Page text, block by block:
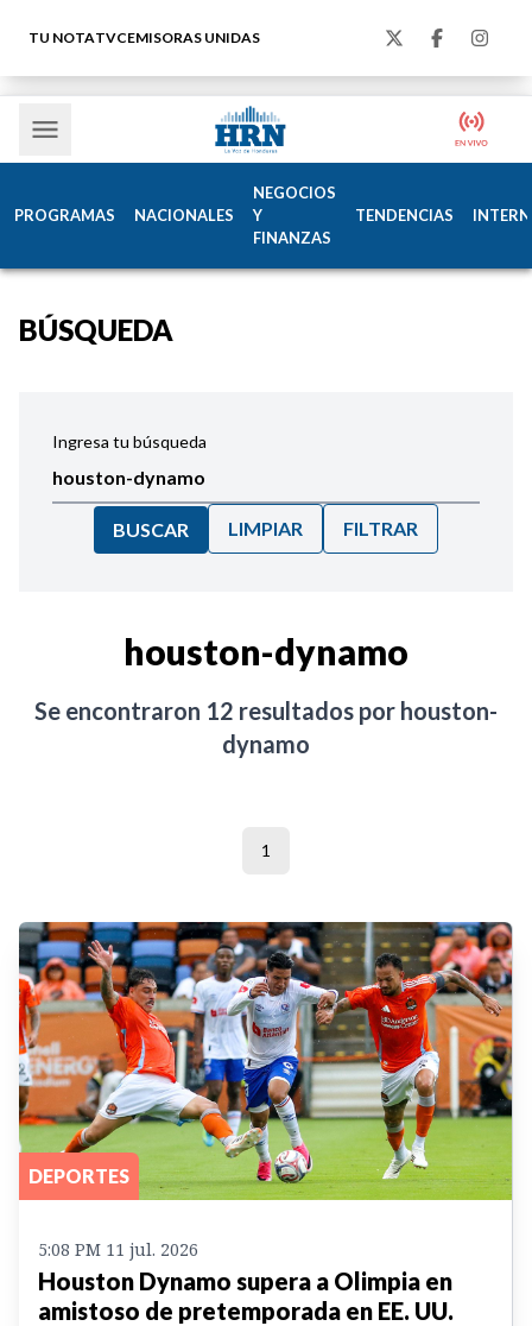
TU NOTATVCEMISORAS UNIDAS
PROGRAMAS NACIONALES
NEGOCIOS
Y
FINANZAS
TENDENCIAS
BÚSQUEDA
Ingresa tu búsqueda
BUSCAR LIMPIAR FILTRAR
houston-dynamo
Se encontraron 12 resultados por houston-
dynamo
1
DEPORTES
5:08 PM 11 jul. 2026
Houston Dynamo supera a Olimpia en
amistoso de pretemporada en EE. UU.